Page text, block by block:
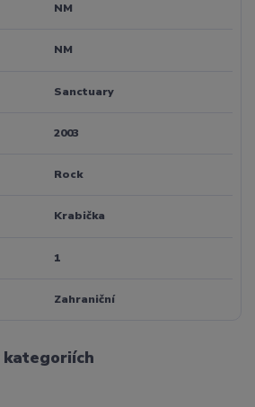
NM
NM
Sanctuary
2003
Rock
Krabička
1
Zahraniční
kategoriích